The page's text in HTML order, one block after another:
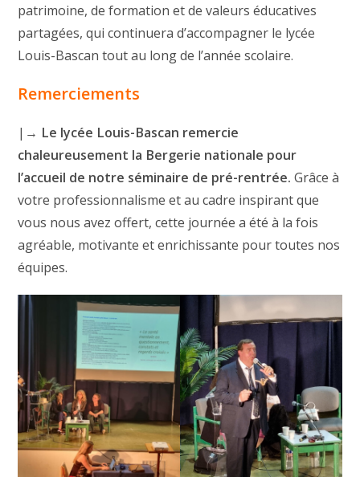
patrimoine, de formation et de valeurs éducatives
partagées, qui continuera d’accompagner le lycée
Louis-Bascan tout au long de l’année scolaire.
Remerciements
|→ Le lycée Louis-Bascan remercie
chaleureusement la Bergerie nationale pour
l’accueil de notre séminaire de pré-rentrée. Grâce à
votre professionnalisme et au cadre inspirant que
vous nous avez offert, cette journée a été à la fois
agréable, motivante et enrichissante pour toutes nos
équipes.